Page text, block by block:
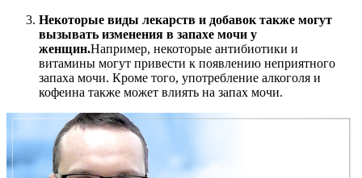
Некоторые виды лекарств и добавок также могут
вызывать изменения в запахе мочи у
женщин.Например, некоторые антибиотики и
витамины могут привести к появлению неприятного
запаха мочи. Кроме того, употребление алкоголя и
кофеина также может влиять на запах мочи.